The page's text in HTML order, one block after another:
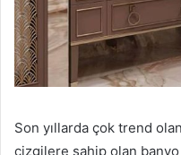
Son yıllarda çok trend
çizgilere sahip olan